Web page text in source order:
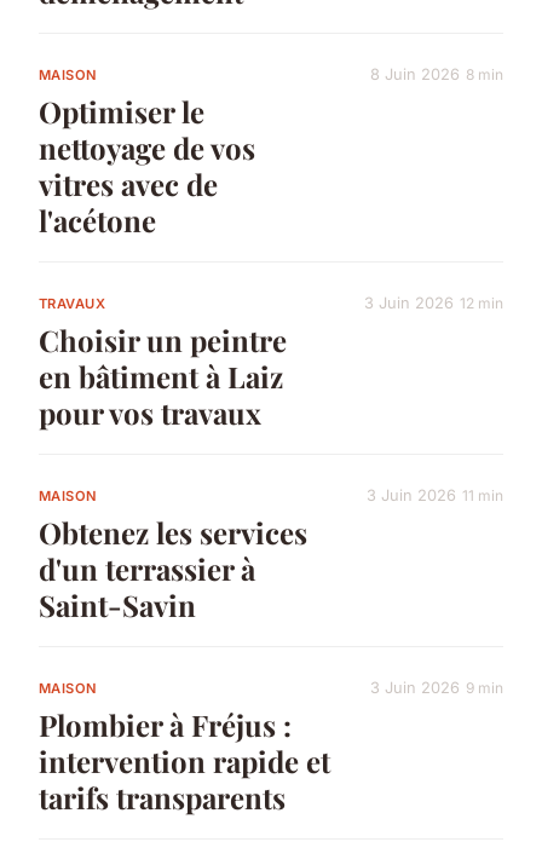
MAISON
Optimiser le
nettoyage de vos
vitres avec de
l'acétone
8 Juin 2026 8 min
TRAVAUX
Choisir un peintre
en bâtiment à Laiz
pour vos travaux
3 Juin 2026 12 min
MAISON
Obtenez les services
d'un terrassier à
Saint-Savin
3 Juin 2026 11 min
MAISON
Plombier à Fréjus :
intervention rapide et
tarifs transparents
3 Juin 2026 9 min